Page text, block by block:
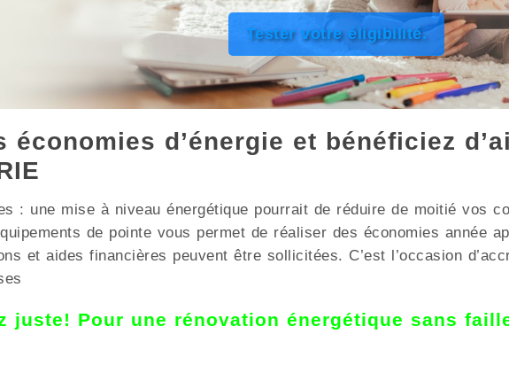
Tester votre éligibilité.
économies d’énergie et bénéficiez
: une mise à niveau énergétique pourrait de réduire de moitié vos
de pointe vous permet de réaliser des économies année
et aides financières peuvent être sollicitées. C’est l’occasion
juste! Pour une rénovation énergétique sans